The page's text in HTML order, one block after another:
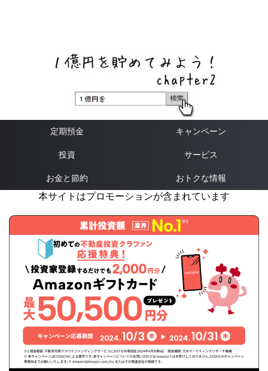
定期預金 キャンペーン
投資 サービス
お金と節約 おトクな情報
本サイトはプロモーションが含まれています